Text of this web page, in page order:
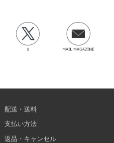
配送・送料
支払い方法
返品・キャンセル